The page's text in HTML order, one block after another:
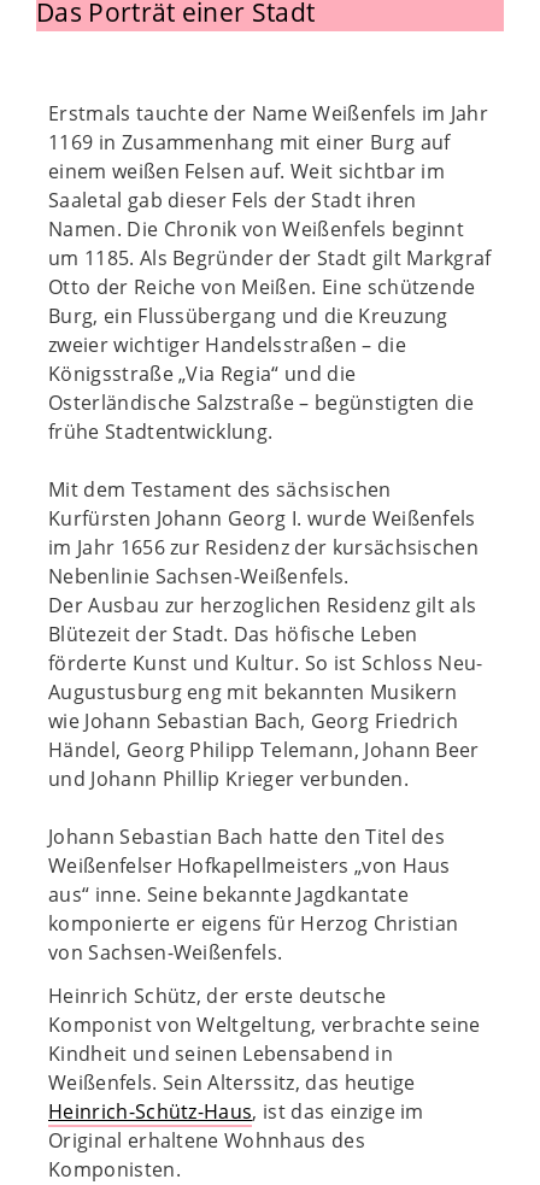
Das Porträt einer Stadt
Erstmals tauchte der Name Weißenfels im Jahr
1169 in Zusammenhang mit einer Burg auf
einem weißen Felsen auf. Weit sichtbar im
Saaletal gab dieser Fels der Stadt ihren
Namen. Die Chronik von Weißenfels beginnt
um 1185. Als Begründer der Stadt gilt Markgraf
Otto der Reiche von Meißen. Eine schützende
Burg, ein Flussübergang und die Kreuzung
zweier wichtiger Handelsstraßen – die
Königsstraße „Via Regia“ und die
Osterländische Salzstraße – begünstigten die
frühe Stadtentwicklung.
Mit dem Testament des sächsischen
Kurfürsten Johann Georg I. wurde Weißenfels
im Jahr 1656 zur Residenz der kursächsischen
Nebenlinie Sachsen-Weißenfels.
Der Ausbau zur herzoglichen Residenz gilt als
Blütezeit der Stadt. Das höfische Leben
förderte Kunst und Kultur. So ist Schloss Neu-
Augustusburg eng mit bekannten Musikern
wie Johann Sebastian Bach, Georg Friedrich
Händel, Georg Philipp Telemann, Johann Beer
und Johann Phillip Krieger verbunden.
Johann Sebastian Bach hatte den Titel des
Weißenfelser Hofkapellmeisters „von Haus
aus“ inne. Seine bekannte Jagdkantate
komponierte er eigens für Herzog Christian
von Sachsen-Weißenfels.
Heinrich Schütz, der erste deutsche
Komponist von Weltgeltung, verbrachte seine
Kindheit und seinen Lebensabend in
Weißenfels. Sein Alterssitz, das heutige
Heinrich-Schütz-Haus, ist das einzige im
Original erhaltene Wohnhaus des
Komponisten.